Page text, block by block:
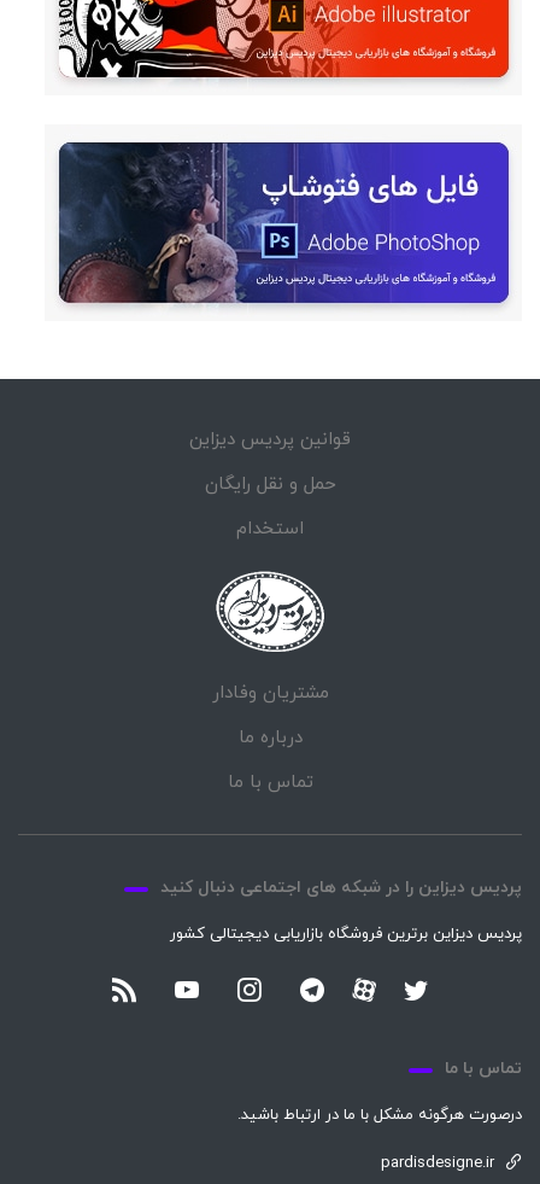
قوانین پردیس دیزاین
حمل و نقل رایگان
استخدام
مشتریان وفادار
درباره ما
تماس با ما
پردیس دیزاین را در شبکه های اجتماعی دنبال کنید
پردیس دیزاین برترین فروشگاه بازاریابی دیجیتالی کشور
تماس با ما
درصورت هرگونه مشکل با ما در ارتباط باشید.
pardisdesigne.ir